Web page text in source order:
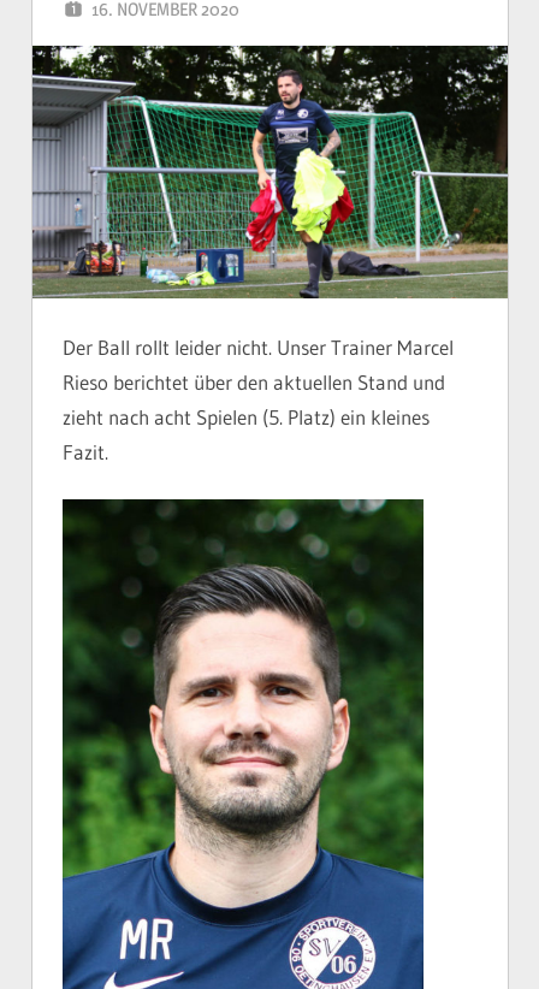
16. NOVEMBER 2020
Der Ball rollt leider nicht. Unser Trainer Marcel
Rieso berichtet über den aktuellen Stand und
zieht nach acht Spielen (5. Platz) ein kleines
Fazit.